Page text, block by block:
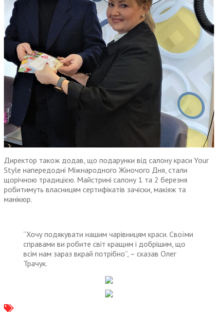
Директор також додав, що подарунки від салону краси Your
Style напередодні Міжнародного Жіночого Дня, стали
щорічною традицією. Майстрині салону 1 та 2 березня
робитимуть власницям сертифікатів зачіски, макіяж та
манікюр.
“Хочу подякувати нашим чарівницям краси. Своїми
справами ви робите світ кращим і добрішим, що
всім нам зараз вкрай потрібно”, – сказав Олег
Трачук.